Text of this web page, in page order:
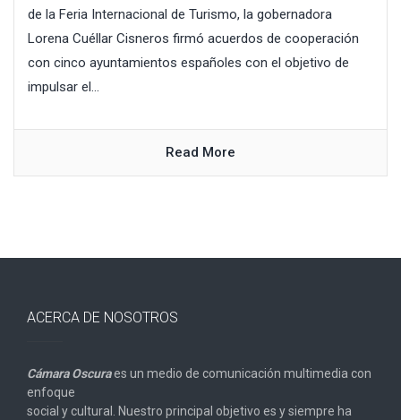
de la Feria Internacional de Turismo, la gobernadora
Lorena Cuéllar Cisneros firmó acuerdos de cooperación
con cinco ayuntamientos españoles con el objetivo de
impulsar el...
Read More
ACERCA DE NOSOTROS
Cámara Oscuraes un medio de comunicación multimedia con
enfoque
social y cultural. Nuestro principal objetivo es y siempre ha